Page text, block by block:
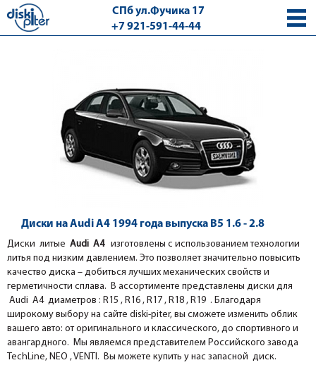
СПб ул.Фучика 17
+7 921-591-44-44
Диски на Audi A4 1994 года выпуска B5 1.6 - 2.8
Диски литые Audi A4 изготовлены с использованием технологии
литья под низким давлением. Это позволяет значительно повысить
качество диска – добиться лучших механических свойств и
герметичности сплава. В ассортименте представлены диски для
Audi A4 диаметров : R15 , R16 , R17 , R18 , R19 . Благодаря
широкому выбору на сайте diski-piter, вы сможете изменить облик
вашего авто: от оригинального и классического, до спортивного и
авангардного. Мы являемся представителем Российского завода
TechLine, NEO , VENTI. Вы можете купить у нас запасной диск.